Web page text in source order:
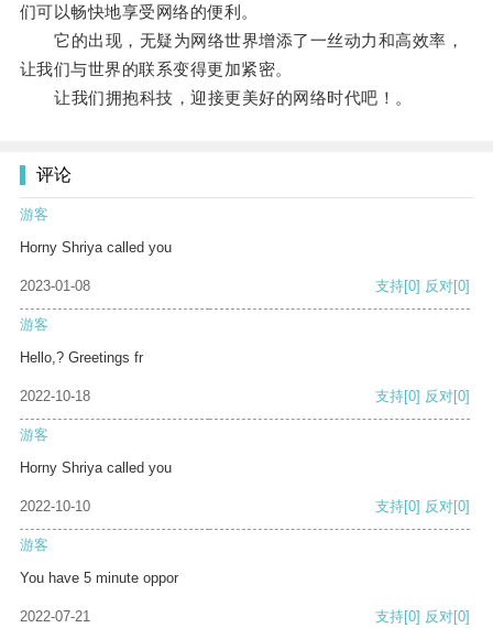
们可以畅快地享受网络的便利。
它的出现，无疑为网络世界增添了一丝动力和高效率，
让我们与世界的联系变得更加紧密。
让我们拥抱科技，迎接更美好的网络时代吧！。
评论
游客
Horny Shriya called you
2023-01-08 支持[0] 反对[0]
游客
Hello,? Greetings fr
2022-10-18 支持[0] 反对[0]
游客
Horny Shriya called you
2022-10-10 支持[0] 反对[0]
游客
You have 5 minute oppor
2022-07-21 支持[0] 反对[0]